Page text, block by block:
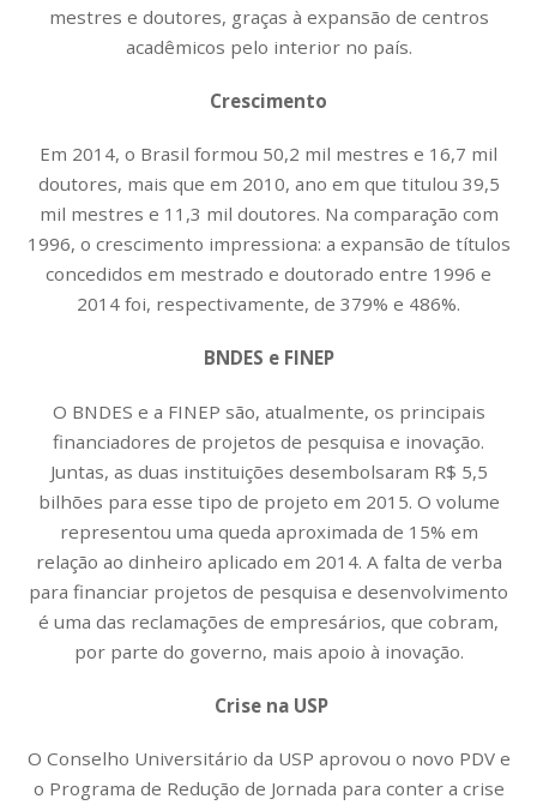
mestres e doutores, graças à expansão de centros
acadêmicos pelo interior no país.
Crescimento
Em 2014, o Brasil formou 50,2 mil mestres e 16,7 mil
doutores, mais que em 2010, ano em que titulou 39,5
mil mestres e 11,3 mil doutores. Na comparação com
1996, o crescimento impressiona: a expansão de títulos
concedidos em mestrado e doutorado entre 1996 e
2014 foi, respectivamente, de 379% e 486%.
BNDES e FINEP
O BNDES e a FINEP são, atualmente, os principais
financiadores de projetos de pesquisa e inovação.
Juntas, as duas instituições desembolsaram R$ 5,5
bilhões para esse tipo de projeto em 2015. O volume
representou uma queda aproximada de 15% em
relação ao dinheiro aplicado em 2014. A falta de verba
para financiar projetos de pesquisa e desenvolvimento
é uma das reclamações de empresários, que cobram,
por parte do governo, mais apoio à inovação.
Crise na USP
O Conselho Universitário da USP aprovou o novo PDV e
o Programa de Redução de Jornada para conter a crise